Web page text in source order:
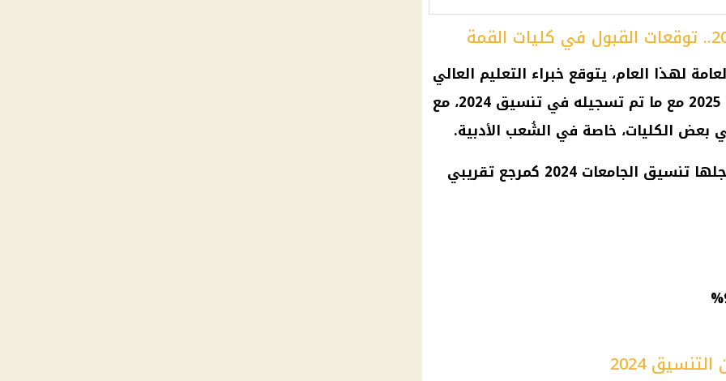
لهذا العام، يتوقع خبراء التعليم العالي
تنسيق
2024، مع
الكليات، خاصة في الشُعب الأدبية.
تنسيق الجامعات 2024 كمرجع تقريبي
2024